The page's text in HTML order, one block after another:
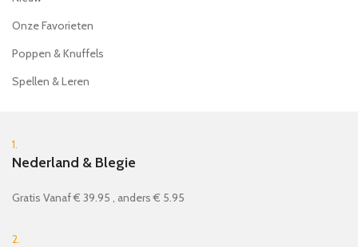
Onze Favorieten
Poppen & Knuffels
Spellen & Leren
1.
Nederland & Blegie
Gratis Vanaf € 39.95 , anders € 5.95
2.